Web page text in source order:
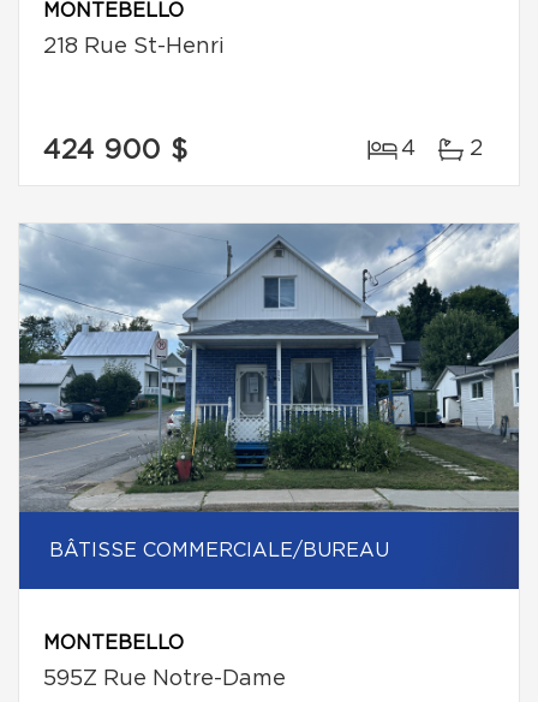
MONTEBELLO
218 Rue St-Henri
424 900 $ 4 2
BÂTISSE COMMERCIALE/BUREAU
MONTEBELLO
595Z Rue Notre-Dame